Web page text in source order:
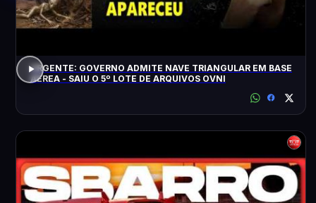
URGENTE: GOVERNO ADMITE NAVE TRIANGULAR EM BASE
AÉREA - SAIU O 5º LOTE DE ARQUIVOS OVNI